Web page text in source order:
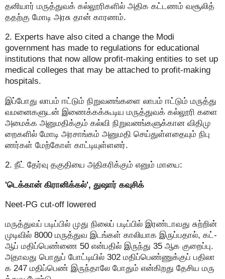
தனியார் மருத்துவக் கல்லூரிகளில் அதிக கட்டணம் வசூலித்
ததற்கு மோடி அரசு தான் காரணம்.
2. Experts have also cited a change the Modi
government has made to regulations for educational
institutions that now allow profit-making entities to set up
medical colleges that may be attached to profit-making
hospitals.
இப்போது லாபம் ஈட்டும் நிறுவனங்களை லாபம் ஈட்டும் மருத்து
வமனைகளுடன் இணைக்கக்கூடிய மருத்துவக் கல்லூரி களை
அமைக்க அனுமதிக்கும் கல்வி நிறுவனங்களுக்கான விதிமு
றைகளில் மோடி அரசாங்கம் அனுமதி செய்துள்ளதையும் நிபு
ணர்கள் மேற்கோள் காட்டியுள்ளனர்.
2. நீட் தேர்வு தகுதியை அதிகரிக்கும் எனும் மாயை:
'டெக்கான் கிரானிக்கல்', துஷார் கவுசிக்
Neet-PG cut-off lowered
மருத்துவப் படிப்பில் முது நிலைப் படிப்பில் இரண்டாவது சுற்றின்
முடிவில் 8000 மருத்துவ இடங்கள் காலியாக இருப்பதால், கட்-
ஆப் மதிப்பெண்ணை 50 என்பதில் இருந்து 35 ஆக குறைப்பு.
அதாவது பொதுப் போட்டியில் 302 மதிப்பெண்ணுக்குப் பதிலா
க 247 மதிப்பெண் இருந்தாலே போதும் என்கிறது தேசிய மரு